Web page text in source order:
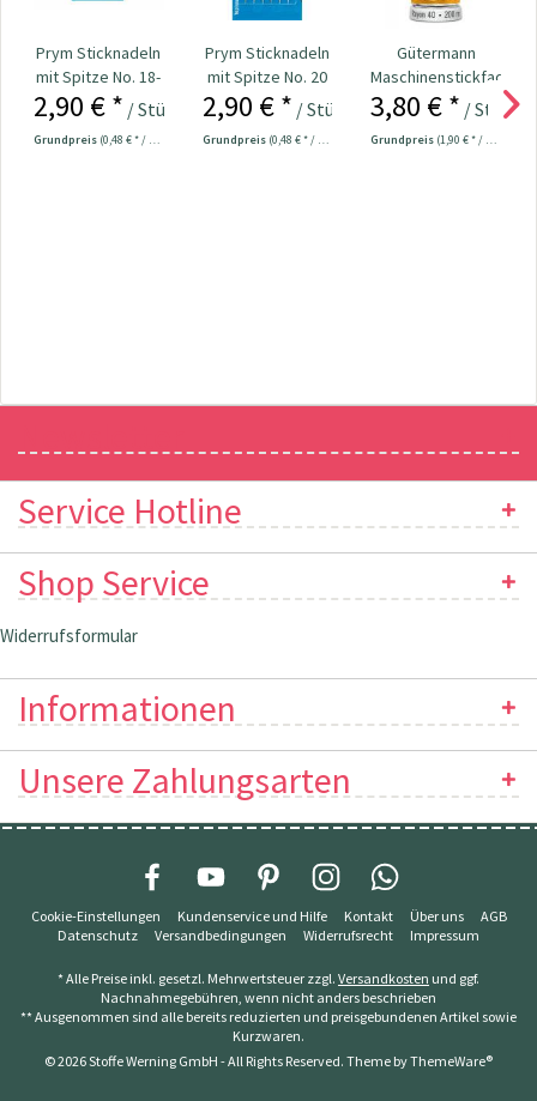
Prym Sticknadeln
mit Spitze No. 18-
22 Nr. 125554
2,90 € * / Stück
Grundpreis (0,48 € * / 1 Stück)
Prym Sticknadeln
mit Spitze No. 20
Nr. 125551
2,90 € * / Stück
Grundpreis (0,48 € * / 1 Stück)
Gütermann
Maschinenstickfaden
Rayon 40 / 200
3,80 € * / Stück
Grundpreis (1,90 € * / 100 Meter)
Service Hotline
Shop Service
Widerrufsformular
Informationen
Unsere Zahlungsarten
Cookie-Einstellungen Kundenservice und Hilfe Kontakt Über uns
AGB
Datenschutz
Versandbedingungen Widerrufsrecht Impressum
* Alle Preise inkl. gesetzl. Mehrwertsteuer zzgl. Versandkosten und ggf.
Nachnahmegebühren, wenn nicht anders beschrieben
** Ausgenommen sind alle bereits reduzierten und preisgebundenen Artikel sowie
Kurzwaren.
© 2026 Stoffe Werning GmbH - All Rights Reserved. Theme byThemeWare®